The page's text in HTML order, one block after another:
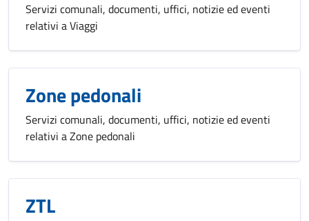
Servizi comunali, documenti, uffici, notizie ed eventi
relativi a Viaggi
Zone pedonali
Servizi comunali, documenti, uffici, notizie ed eventi
relativi a Zone pedonali
ZTL